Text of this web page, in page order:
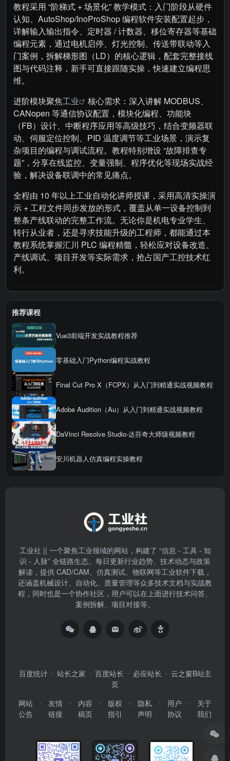
教程采用 “阶梯式 + 场景化” 教学模式：入门阶段从硬件
认知、AutoShop/InoProShop 编程软件安装配置起步，
详解输入输出指令、定时器 / 计数器、移位寄存器等基础
编程元素，通过电机启停、灯光控制、传送带联动等入
门案例，拆解梯形图（LD）的核心逻辑，配套完整接线
图与代码注释，新手可直接跟随实操，快速建立编程思
维。​
进阶模块聚焦工业
核心需求：深入讲解 MODBUS、
CANopen 等通信协议配置，模块化编程、功能块
（FB）设计、中断程序应用等高级技巧，结合变频器联
动、伺服定位控制、PID 温度调节等工业场景，演示复
杂项目的编程与调试流程。教程特别增设 “故障排查专
题”，分享在线监控、变量强制、程序优化等现场实战经
验，解决设备联调中的常见痛点。​
全程由 10 年以上工业自动化讲师授课，采用高清实操演
示 + 工程文件同步发放的形式，覆盖从单一设备控制到
整条产线联动的完整工作流。无论你是机电专业学生、
转行从业者，还是寻求技能升级的工程师，都能通过本
教程系统掌握汇川 PLC 编程精髓，轻松应对设备改造、
产线调试、项目开发等实际需求，抢占国产工控技术红
利。
推荐课程
Vue3前端开发实战教程推荐
零基础入门Python编程实战教程
Final Cut Pro X（FCPX）从入门到精通实战视频教程
Adobe Audition（Au）从入门到精通实战视频教程
DaVinci Resolve Studio-达芬奇大师级视频教程
安川机器人仿真编程实操教程
工业社 || 一个聚焦工业领域的网站，构建了 “信息 - 工具 - 知
识 - 人脉” 全链路生态。每日更新行业趋势、技术动态与政策
解读，提供 CAD/CAM、仿真测试、物联网等工业软件下载，
还涵盖机械设计、自动化、质量管理等众多技术文档与实战教
程，同时也是一个协作社区，用户可以在上面进行技术问答、
案例拆解、项目对接等。
百度统计 站长之家 百度站长 必应站长
云之窗B站主
页
网站
公告
友情
链接
内容
稿页
版权
指引
隐私
声明
用户
协议
关于
我们